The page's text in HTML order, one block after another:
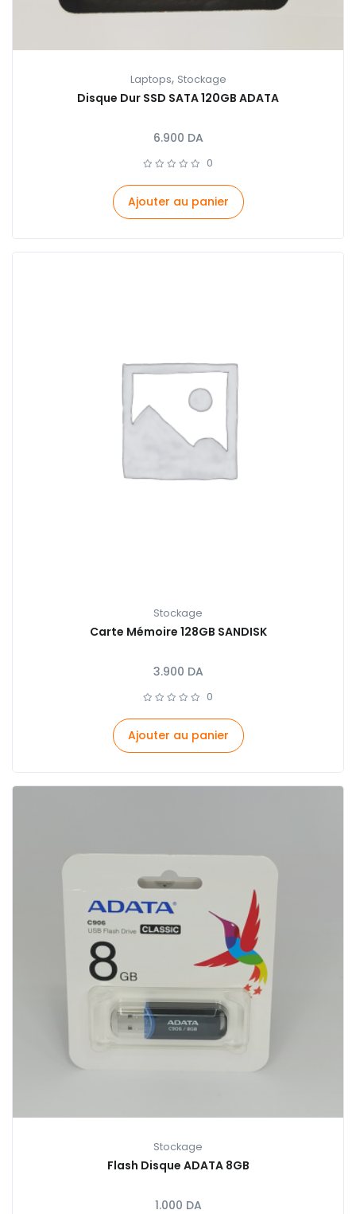
Laptops, Stockage
Disque Dur SSD SATA 120GB ADATA
6.900 DA
0
Ajouter au panier
Stockage
Carte Mémoire 128GB SANDISK
3.900 DA
0
Ajouter au panier
Stockage
Flash Disque ADATA 8GB
1.000 DA